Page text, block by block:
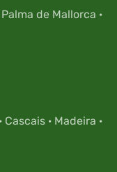
Palma de Mallorca ·
· Cascais · Madeira ·